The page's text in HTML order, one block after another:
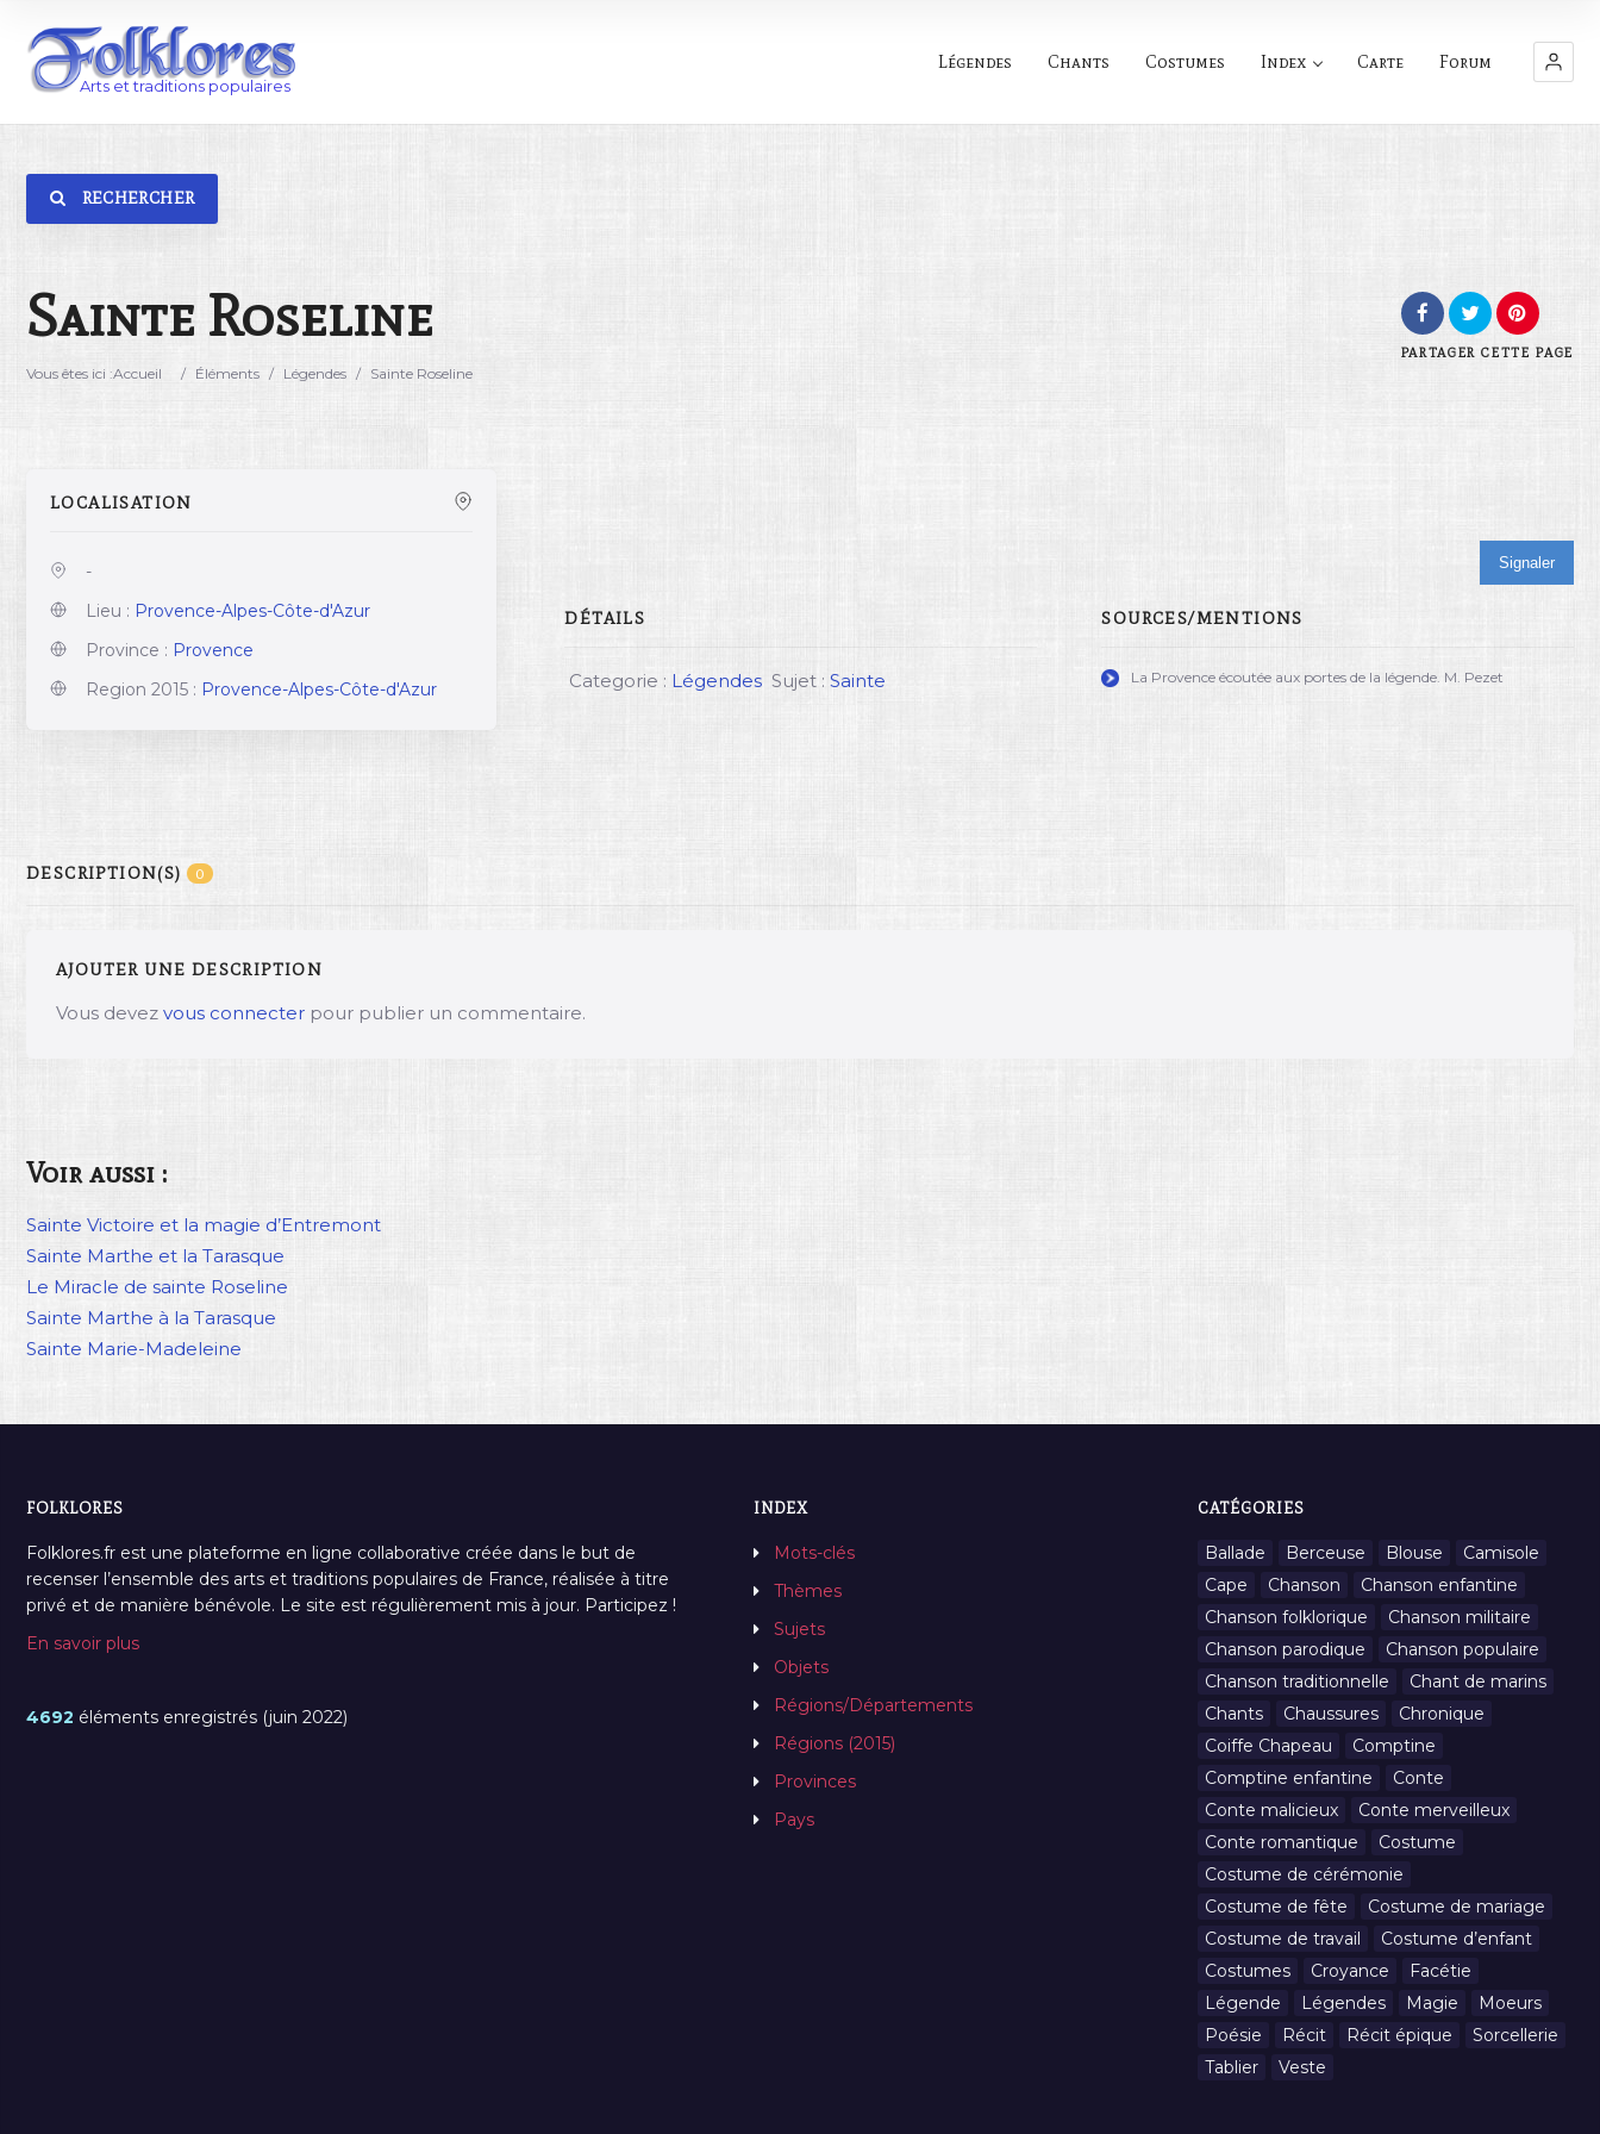
Légendes Chants Costumes Index Carte Forum
RECHERCHER
Sainte Roseline
Vous êtes ici :Accueil / Éléments / Légendes / Sainte Roseline
PARTAGER CETTE PAGE
LOCALISATION
-
Lieu : Provence-Alpes-Côte-d'Azur
Province : Provence
Region 2015 : Provence-Alpes-Côte-d'Azur
Signaler
DÉTAILS
Categorie : Légendes Sujet :Sainte
SOURCES/MENTIONS
La Provence écoutée aux portes de la légende. M. Pezet
DESCRIPTION(S) 0
AJOUTER UNE DESCRIPTION
Vous devez vous connecter pour publier un commentaire.
Voir aussi :
Sainte Victoire et la magie d’Entremont
Sainte Marthe et la Tarasque
Le Miracle de sainte Roseline
Sainte Marthe à la Tarasque
Sainte Marie-Madeleine
FOLKLORES
Folklores.fr est une plateforme en ligne collaborative créée dans le but de
recenser l’ensemble des arts et traditions populaires de France, réalisée à titre
privé et de manière bénévole. Le site est régulièrement mis à jour. Participez !
En savoir plus
4692 éléments enregistrés (juin 2022)
INDEX
Mots-clés
Thèmes
Sujets
Objets
Régions/Départements
Régions (2015)
Provinces
Pays
CATÉGORIES
Ballade Berceuse Blouse
Camisole
Cape
Chanson
Chanson enfantine
Chanson folklorique
Chanson militaire
Chanson parodique
Chanson populaire
Chanson traditionnelle
Chant de marins
Chants
Chaussures
Chronique
Coiffe Chapeau
Comptine
Comptine enfantine
Conte
Conte malicieux
Conte merveilleux
Conte romantique
Costume
Costume de cérémonie
Costume de fête
Costume de mariage
Costume de travail
Costume d’enfant
Costumes
Croyance
Facétie
Légende
Légendes Magie
Moeurs
Poésie
Récit Récit épique
Sorcellerie
Tablier
Veste